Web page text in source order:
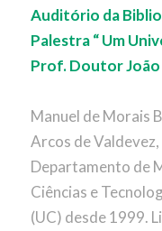
Auditório da
Palestra “ Um
Prof. Doutor João
Manuel de Morais
Arcos de
Departamento de
Ciências e
(UC) desde 1999.